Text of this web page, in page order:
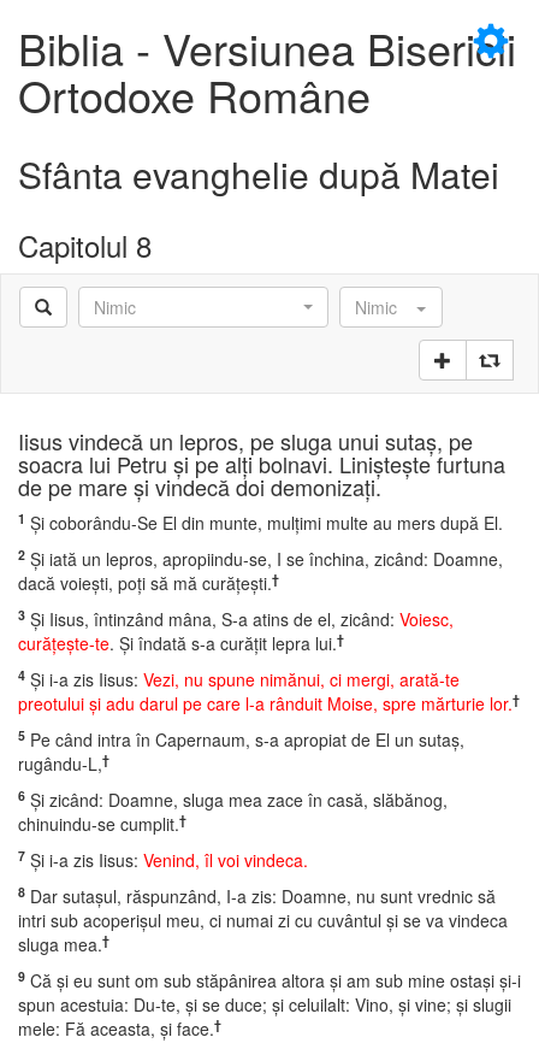
×
Biblia - Versiunea Bisericii
Ortodoxe Române
Sfânta evanghelie după Matei
Capitolul 8
Nimic Nimic
Iisus vindecă un lepros, pe sluga unui sutaş, pe
soacra lui Petru şi pe alţi bolnavi. Linişteşte furtuna
de pe mare şi vindecă doi demonizaţi.
1 Şi coborându-Se El din munte, mulţimi multe au mers după El.
2 Şi iată un lepros, apropiindu-se, I se închina, zicând: Doamne,
dacă voieşti, poţi să mă curăţeşti.†
3 Şi Iisus, întinzând mâna, S-a atins de el, zicând: Voiesc,
curăţeşte-te. Şi îndată s-a curăţit lepra lui.†
4 Şi i-a zis Iisus: Vezi, nu spune nimănui, ci mergi, arată-te
preotului şi adu darul pe care l-a rânduit Moise, spre mărturie lor.†
5 Pe când intra în Capernaum, s-a apropiat de El un sutaş,
rugându-L,†
6 Şi zicând: Doamne, sluga mea zace în casă, slăbănog,
chinuindu-se cumplit.†
7 Şi i-a zis Iisus: Venind, îl voi vindeca.
8 Dar sutaşul, răspunzând, I-a zis: Doamne, nu sunt vrednic să
intri sub acoperişul meu, ci numai zi cu cuvântul şi se va vindeca
sluga mea.†
9 Că şi eu sunt om sub stăpânirea altora şi am sub mine ostaşi şi-i
spun acestuia: Du-te, şi se duce; şi celuilalt: Vino, şi vine; şi slugii
mele: Fă aceasta, şi face.†